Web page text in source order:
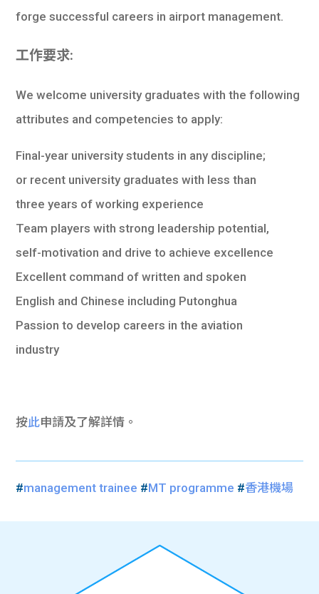
forge successful careers in airport management.
工作要求:
We welcome university graduates with the following
attributes and competencies to apply:
Final-year university students in any discipline;
or recent university graduates with less than
three years of working experience
Team players with strong leadership potential,
self-motivation and drive to achieve excellence
Excellent command of written and spoken
English and Chinese including Putonghua
Passion to develop careers in the aviation
industry
按此申請及了解詳情。
#management trainee #MT programme #香港機場